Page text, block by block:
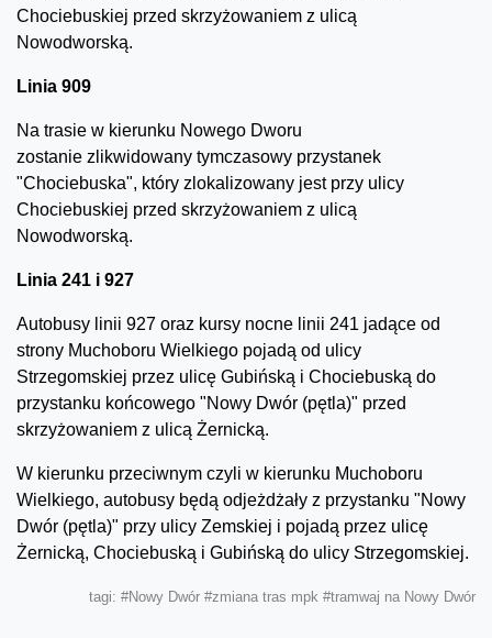
Chociebuskiej przed skrzyżowaniem z ulicą
Nowodworską.
Linia 909
Na trasie w kierunku Nowego Dworu
zostanie zlikwidowany tymczasowy przystanek
"Chociebuska", który zlokalizowany jest przy ulicy
Chociebuskiej przed skrzyżowaniem z ulicą
Nowodworską.
Linia 241 i 927
Autobusy linii 927 oraz kursy nocne linii 241 jadące od
strony Muchoboru Wielkiego pojadą od ulicy
Strzegomskiej przez ulicę Gubińską i Chociebuską do
przystanku końcowego "Nowy Dwór (pętla)" przed
skrzyżowaniem z ulicą Żernicką.
W kierunku przeciwnym czyli w kierunku Muchoboru
Wielkiego, autobusy będą odjeżdżały z przystanku "Nowy
Dwór (pętla)" przy ulicy Zemskiej i pojadą przez ulicę
Żernicką, Chociebuską i Gubińską do ulicy Strzegomskiej.
tagi: #Nowy Dwór #zmiana tras mpk #tramwaj na Nowy Dwór